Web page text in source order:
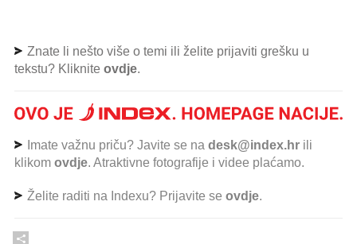
Znate li nešto više o temi ili želite prijaviti grešku u
tekstu? Kliknite ovdje.
Imate važnu priču? Javite se na desk@index.hr ili
klikom ovdje. Atraktivne fotografije i videe plaćamo.
Želite raditi na Indexu? Prijavite se ovdje.